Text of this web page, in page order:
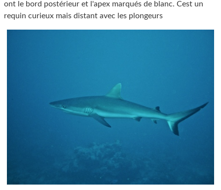
ont le bord postérieur et l'apex marqués de blanc. Cest un
requin curieux mais distant avec les plongeurs